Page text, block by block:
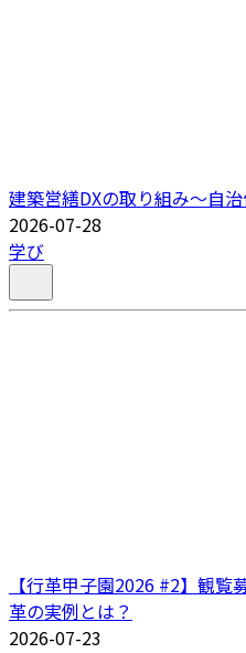
建築営繕DXの取り組み～自
2026-07-28
学び
【行革甲子園2026 #2】観
革の実例とは？
2026-07-23